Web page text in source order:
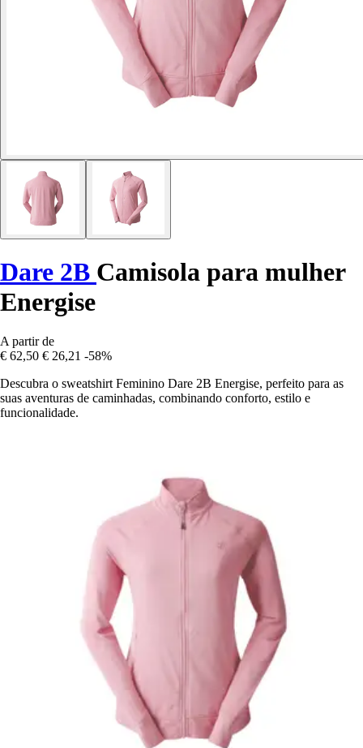
Dare 2B Camisola para mulher
Energise
A partir de
€ 62,50 € 26,21 -58%
Descubra o sweatshirt Feminino Dare 2B Energise, perfeito para as
suas aventuras de caminhadas, combinando conforto, estilo e
funcionalidade.